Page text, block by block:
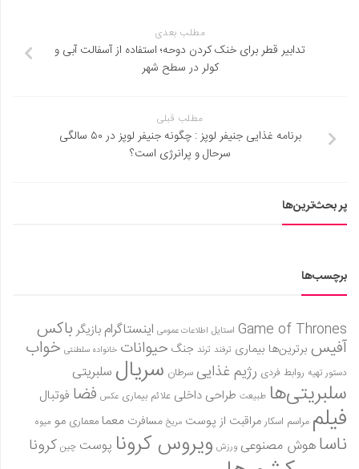
مطلب بعدی
تدابیر قطر برای خنک کردن دوحه؛ استفاده از آسفالت آبی و
کولر در سطح شهر
مطلب قبلی
برنامه غذایی جنیفر لوپز : چگونه جنیفر لوپز در ۵۰ سالگی
سرحال و پرانرژی است؟
پر بحث‌ترین‌ها
برچسب‌ها
Game of Thrones استایل اطلاعات عمومی اینستاگرام بازیگر باکس
آفیس برترین‌ها بیماری ترفند ترند جنگ حیوانات خانواده سلطنتی خواب
دستور تهیه روابط فردی رژیم غذاییسرطان سریال سلبریتی
سلبریتی‌ها طبیعت طراحی داخلی علائم بیماری عکس فضا فوتبال
فیلم مراسم اسکارمراقبت از پوست مریخ مسافرت معمامعماری مو میوه
ناساهوش مصنوعی ورزش ویروس کرونا پوست چین کرونا